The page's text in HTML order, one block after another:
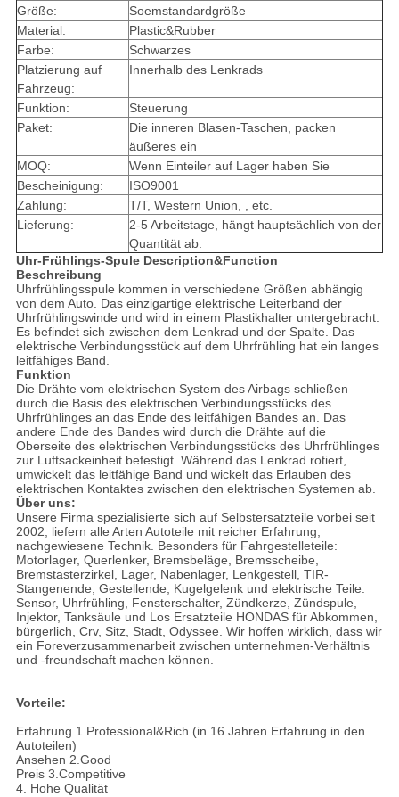
Größe:
Soemstandardgröße
Material:
Plastic&Rubber
Farbe:
Schwarzes
Platzierung auf
Fahrzeug:
Innerhalb des Lenkrads
Funktion:
Steuerung
Paket:
Die inneren Blasen-Taschen, packen
äußeres ein
MOQ:
Wenn Einteiler auf Lager haben Sie
Bescheinigung:
ISO9001
Zahlung:
T/T, Western Union, , etc.
Lieferung:
2-5 Arbeitstage, hängt hauptsächlich von der
Quantität ab.
Uhr-Frühlings-Spule Description&Function
Beschreibung
Uhrfrühlingsspule kommen in verschiedene Größen abhängig
von dem Auto. Das einzigartige elektrische Leiterband der
Uhrfrühlingswinde und wird in einem Plastikhalter untergebracht.
Es befindet sich zwischen dem Lenkrad und der Spalte. Das
elektrische Verbindungsstück auf dem Uhrfrühling hat ein langes
leitfähiges Band.
Funktion
Die Drähte vom elektrischen System des Airbags schließen
durch die Basis des elektrischen Verbindungsstücks des
Uhrfrühlinges an das Ende des leitfähigen Bandes an. Das
andere Ende des Bandes wird durch die Drähte auf die
Oberseite des elektrischen Verbindungsstücks des Uhrfrühlinges
zur Luftsackeinheit befestigt. Während das Lenkrad rotiert,
umwickelt das leitfähige Band und wickelt das Erlauben des
elektrischen Kontaktes zwischen den elektrischen Systemen ab.
Über uns:
Unsere Firma spezialisierte sich auf Selbstersatzteile vorbei seit
2002, liefern alle Arten Autoteile mit reicher Erfahrung,
nachgewiesene Technik. Besonders für Fahrgestelleteile:
Motorlager, Querlenker, Bremsbeläge, Bremsscheibe,
Bremstasterzirkel, Lager, Nabenlager, Lenkgestell, TIR-
Stangenende, Gestellende, Kugelgelenk und elektrische Teile:
Sensor, Uhrfrühling, Fensterschalter, Zündkerze, Zündspule,
Injektor, Tanksäule und Los Ersatzteile HONDAS für Abkommen,
bürgerlich, Crv, Sitz, Stadt, Odyssee. Wir hoffen wirklich, dass wir
ein Foreverzusammenarbeit zwischen unternehmen-Verhältnis
und -freundschaft machen können.
Vorteile:
Erfahrung 1.Professional&Rich (in 16 Jahren Erfahrung in den
Autoteilen)
Ansehen 2.Good
Preis 3.Competitive
4. Hohe Qualität